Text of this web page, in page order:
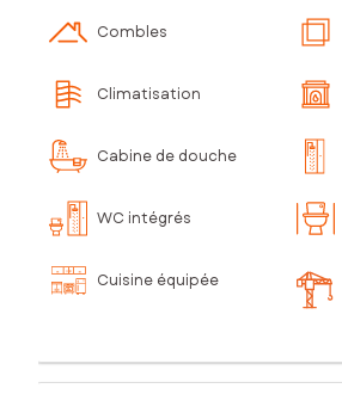
Combles
Climatisation
Cabine de douche
WC intégrés
Cuisine équipée